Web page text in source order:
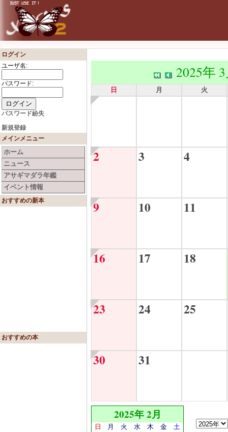
ログイン
ユーザ名:
パスワード:
パスワード紛失
新規登録
メインメニュー
ホーム
ニュース
アサギマダラ年鑑
イベント情報
おすすめの新本
おすすめの本
2025年
日 月 火
2 3 4
9 10 11
16 17 18
23 24 25
30 31
2025年 2月
日 月 火 水 木 金
土